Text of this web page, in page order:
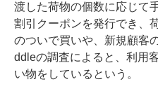
渡した荷物の個数に応じて
割引クーポンを発行でき、
のついで買いや、新規顧客
ddleの調査によると、利用
い物をしているという。